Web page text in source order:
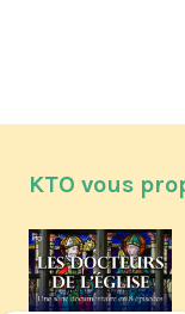
KTO vous